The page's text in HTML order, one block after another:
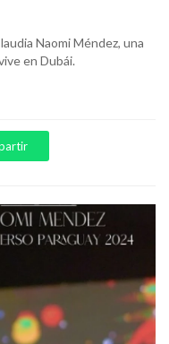
Naomi Méndez, una
en Dubái.